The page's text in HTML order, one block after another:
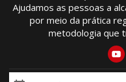
Ajudamos as pessoas a
por meio da prática
metodologia que